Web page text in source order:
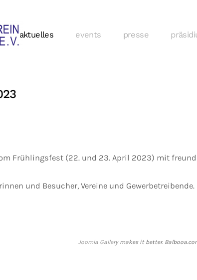
aktuelles events presse
Frühlingsfest (22. und 23. April 2023) mit
und Besucher, Vereine und Gewerbetreibende.
Joomla Gallerymakes it better.